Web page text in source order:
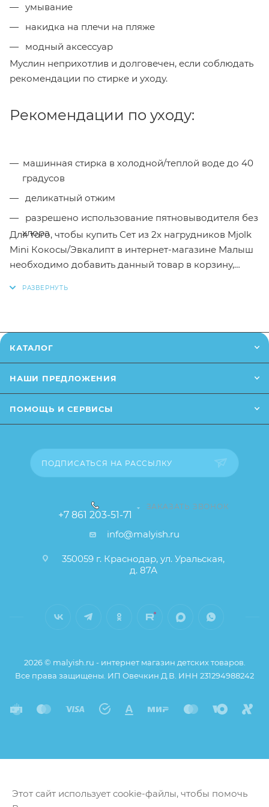
умывание
накидка на плечи на пляже
модный аксессуар
Муслин неприхотлив и долговечен, если соблюдать
рекомендации по стирке и уходу.
Рекомендации по уходу:
машинная стирка в холодной/теплой воде до 40
градусов
деликатный отжим
разрешено использование пятновыводителя без
хлора
Для того, чтобы купить Сет из 2х нагрудников Mjolk
Mini Кокосы/Эвкалипт в интернет-магазине Малыш
необходимо добавить данный товар в корзину,
сайте (например, оттенки цветов, незначительные
влияющие на основные потребительские свойства
свойства и иные существенные элементы товара и
КАТАЛОГ
НАШИ ПРЕДЛОЖЕНИЯ
ПОМОЩЬ И СЕРВИСЫ
ПОДПИСАТЬСЯ НА РАССЫЛКУ
+7 861 203-51-71
ЗАКАЗАТЬ ЗВОНОК
info@malyish.ru
350059 г. Краснодар, ул. Уральская,
д. 87А
2026 © malyish.ru - интернет магазин детских товаров.
Все права защищены. ИП Овечкин Д.В. ИНН 231294988242
Этот сайт использует cookie-файлы, чтобы помочь